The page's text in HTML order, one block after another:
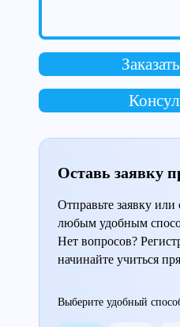
Оставь заявку
Отправьте заявку
любым удобным
Нет вопросов?
начинайте учиться
Выберите удобный